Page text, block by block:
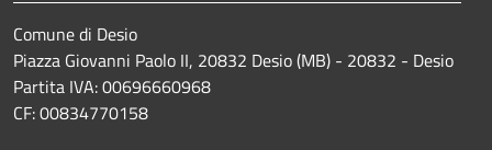
Comune di Desio
Piazza Giovanni Paolo II, 20832 Desio (MB) - 20832 - Desio
Partita IVA: 00696660968
CF: 00834770158